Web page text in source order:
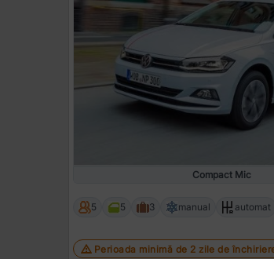
Compact Mic
5 5 3 manual automat
Perioada minimă de 2 zile de